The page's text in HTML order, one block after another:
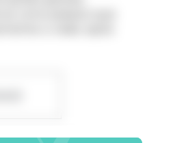
uma pessoa que
a visão após